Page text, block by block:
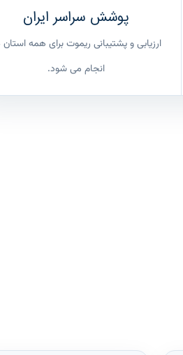
پوشش سراسر ایران
ارزیابی و پشتیبانی ریموت برای همه
انجام می شود.